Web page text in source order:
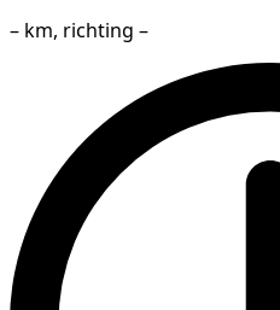
– km, richting –